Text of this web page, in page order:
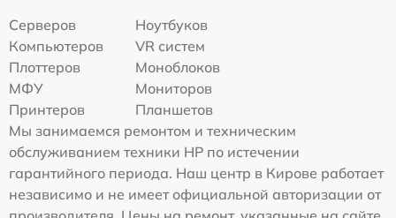
Серверов
Ноутбуков
Компьютеров
VR систем
Плоттеров
Моноблоков
МФУ
Мониторов
Принтеров
Планшетов
Мы занимаемся ремонтом и техническим
обслуживанием техники HP по истечении
гарантийного периода. Наш центр в Кирове работает
независимо и не имеет официальной авторизации от